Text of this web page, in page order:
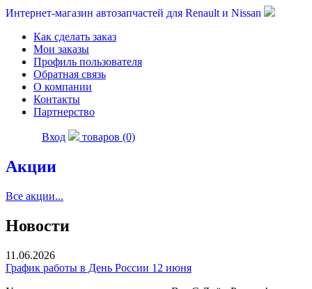
Интернет-магазин автозапчастей для Renault и Nissan
Как сделать заказ
Мои заказы
Профиль пользователя
Обратная связь
О компании
Контакты
Партнерство
Вход товаров (0)
Акции
Все акции...
Новости
11.06.2026
График работы в День России 12 июня